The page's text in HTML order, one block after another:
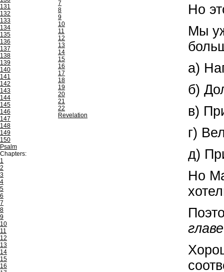
131
132
133
134
135
136
137
138
139
140
141
142
143
144
145
146
147
148
149
150
Psalm
Chapters:
1
2
3
4
5
6
7
8
9
10
11
12
13
14
15
16
7
8
9
10
11
12
13
14
15
16
17
18
19
20
21
22
Revelation
Но
Мы
а)
б)
в)
г)
д)
Но